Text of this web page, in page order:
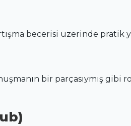
becerisi üzerinde pratik
bir parçasıymış gibi